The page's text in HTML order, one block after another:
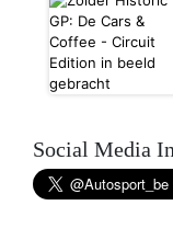
Social Media